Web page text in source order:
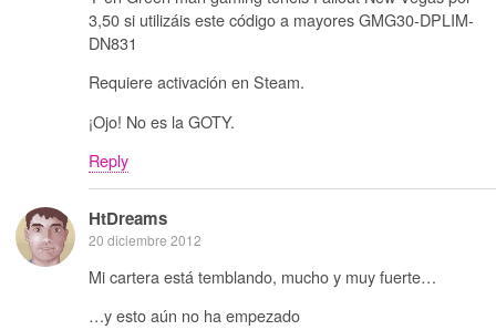
3,50 si utilizáis este código a mayores GMG30-DPLIM-
DN831
Requiere activación en Steam.
¡Ojo! No es la GOTY.
Reply
HtDreams
20 diciembre 2012
Mi cartera está temblando, mucho y muy fuerte…
…y esto aún no ha empezado